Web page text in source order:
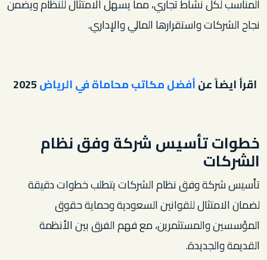
المناسب لكل نشاط تجاري، مما يسهل الامتثال للنظام ويضمن
نجاح الشركات واستقرارها المالي والإداري.
اقرأ ايضاً عنأفضل مكاتب محاماة في الرياض
خطوات تأسيس شركة وفق نظام
الشركات
تأسيس شركة وفق نظام الشركات يتطلب خطوات دقيقة
لضمان الامتثال للقوانين السعودية وحماية حقوق
المؤسسين والمستثمرين، مع فهم الفرق بين الأنظمة
القديمة والجديدة.